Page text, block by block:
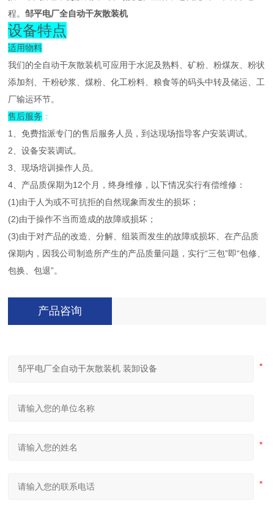
程。邹平电厂全自动干灰散装机
设备特点
适用物料
我们的全自动干灰散装机可应用于水泥及熟料、矿粉、粉煤灰、粉状
添加剂、干粉砂浆、煤粉、化工粉料、粮食等的码头中转及储运、工
厂输运环节。
售后服务 ：
1、免费指派专门的售后服务人员，到达现场指导客户安装调试。
2、设备安装调试。
3、现场培训操作人员。
4、产品质保期为12个月，终身维修，以下情况实行有偿维修：
(1)由于人为或不可抗拒的自然现象而发生的损坏；
(2)由于操作不当而造成的故障或损坏；
(3)由于对产品的改造、分解、组装而发生的故障或损坏、在产品质
保期内，因我公司制造所产生的产品质量问题，实行“三包”即“包修、
包换、包退”。
产品咨询